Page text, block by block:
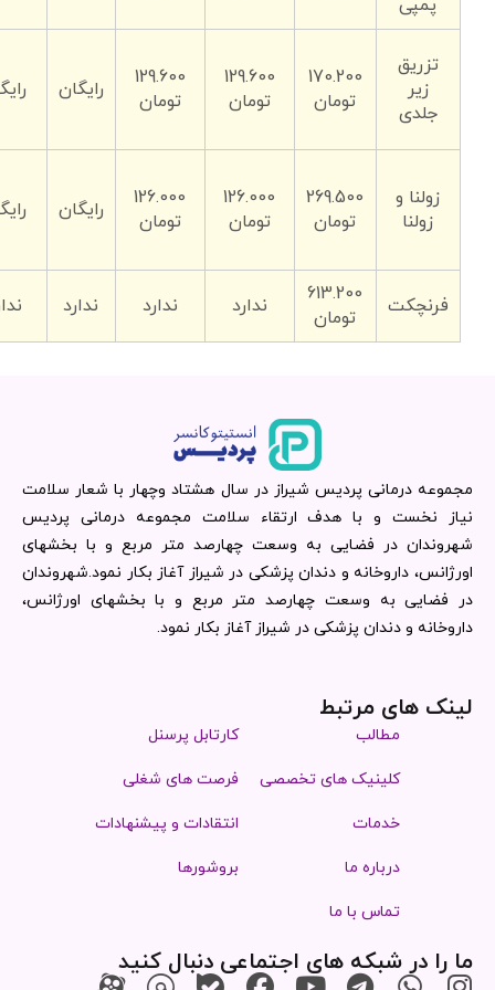
پمپی
تزریق
زیر
جلدی
170.200
تومان
129.600
تومان
129.600
تومان
رایگان
زولنا و
زولنا
269.500
تومان
126.000
تومان
126.000
تومان
رایگان
فرنچکت
613.200
تومان
ندارد ندارد ندارد
مجموعه درمانی پردیس شیراز در سال هشتاد وچهار با شعار سلامت
نیاز نخست و با هدف ارتقاء سلامت مجموعه درمانی پردیس
شهروندان در فضایی به وسعت چهارصد متر مربع و با بخشهای
اورژانس، داروخانه و دندان پزشکی در شیراز آغاز بکار نمود.شهروندان
در فضایی به وسعت چهارصد متر مربع و با بخشهای اورژانس،
داروخانه و دندان پزشکی در شیراز آغاز بکار نمود.
لینک های مرتبط
مطالب
کلینیک های تخصصی
خدمات
درباره ما
تماس با ما
کارتابل پرسنل
فرصت های شغلی
انتقادات و پیشنهادات
بروشورها
ما را در شبکه های اجتماعی دنبال کنید